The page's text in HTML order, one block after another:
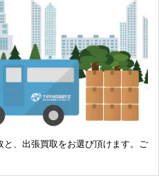
036881068020
RACER 076513022969
031445071973
STOCK
ナ ストックカ
076513029210
、出張買取をお選び頂けます。ご